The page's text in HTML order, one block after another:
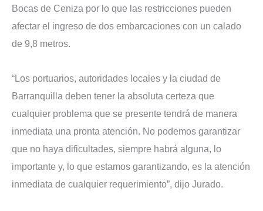
Bocas de Ceniza por lo que las restricciones pueden
afectar el ingreso de dos embarcaciones con un calado
de 9,8 metros.
“Los portuarios, autoridades locales y la ciudad de
Barranquilla deben tener la absoluta certeza que
cualquier problema que se presente tendrá de manera
inmediata una pronta atención. No podemos garantizar
que no haya dificultades, siempre habrá alguna, lo
importante y, lo que estamos garantizando, es la atención
inmediata de cualquier requerimiento”, dijo Jurado.